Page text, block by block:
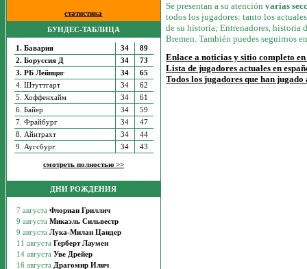
статистика
БУНДЕС-ТАБЛИЦА
1. Бавария 34
89
2. Боруссия Д
34
73
3. РБ Лейпциг
34
65
4. Штуттгарт
34
62
5. Хоффенхайм
34
61
6. Байер
34
59
7. Фрайбург
34
47
8. Айнтрахт
34
44
9. Аугсбург
34 43
смотреть полностью >>
ДНИ РОЖДЕНИЯ
Se presentan a su atención varias
todos los jugadores: tanto los
de su historia; Entrenadores, historia
Bremen. También puedes seguirnos
Enlace a noticias y sitio completo en
Lista de jugadores actuales en
Todos los jugadores que han